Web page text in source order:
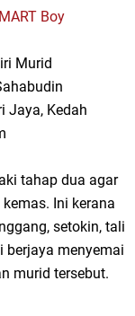
Boy
Murid
Jaya, Kedah
tahap dua agar
Ini kerana
setokin, tali
berjaya menyemai
murid tersebut.